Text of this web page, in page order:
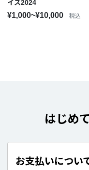
イス2024
¥1,000~¥10,000 税込
はじめ
お支払いについ